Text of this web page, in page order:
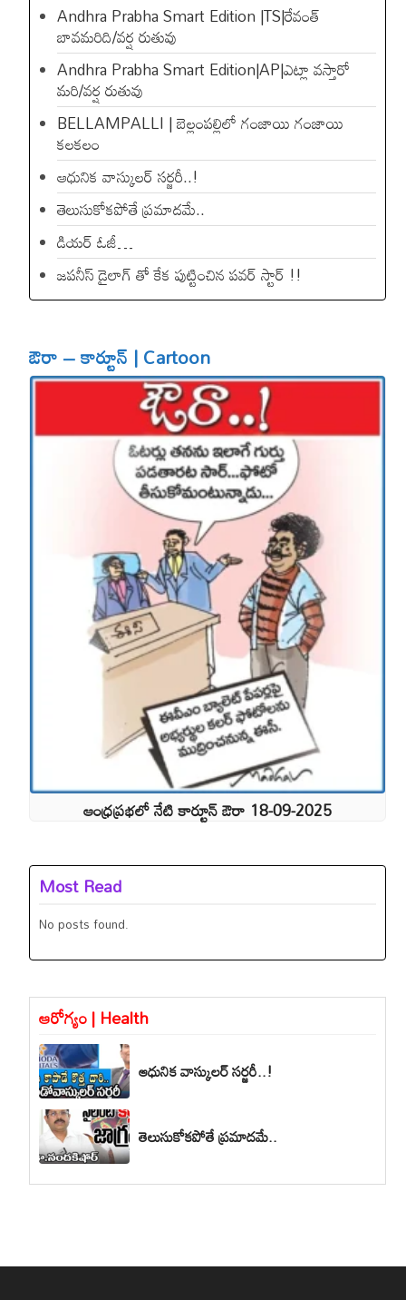
Andhra Prabha Smart Edition |TS|రేవంత్​
బావమరిది/వర్ష రుతువు
Andhra Prabha Smart Edition|AP|ఎట్లా వస్తారో
మరి/వర్ష రుతువు
BELLAMPALLI | బెల్లంపల్లిలో గంజాయి గంజాయి
కలకలం
ఆధునిక వాస్కులర్ సర్జరీ..!
తెలుసుకోకపోతే ప్రమాదమే..
డియ‌ర్ ఓజీ…
జపనీస్ డైలాగ్ తో కేక పుట్టించిన ప‌వ‌ర్ స్టార్ !!
ఔరా – కార్టూన్ | Cartoon
ఆంధ్రప్రభలో నేటి కార్టూన్ ఔరా 18-09-2025
Most Read
No posts found.
ఆరోగ్యం | Health
ఆధునిక వాస్కులర్ సర్జరీ..!
తెలుసుకోకపోతే ప్రమాదమే..